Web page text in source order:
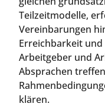
Teilzeitmodelle,
Vereinbarungen
Erreichbarkeit
Arbeitgeber und
Absprachen
klären.